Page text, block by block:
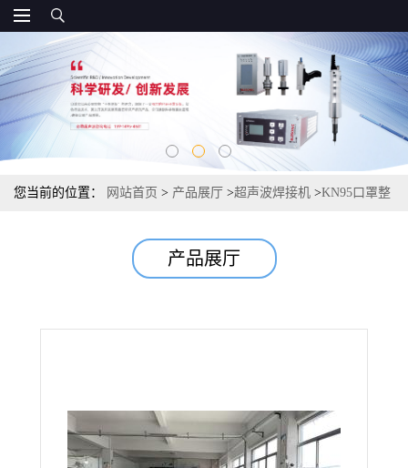
您当前的位置： 网站首页 > 产品展厅 >超声波焊接机 >KN95口罩整
产品展厅